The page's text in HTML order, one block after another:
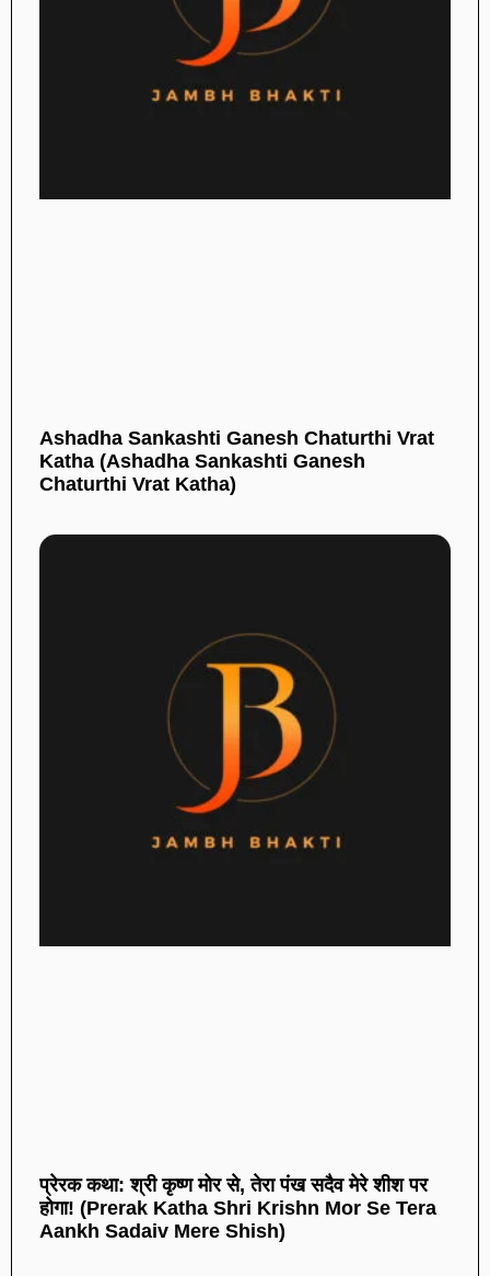
Ashadha Sankashti Ganesh Chaturthi Vrat
Katha (Ashadha Sankashti Ganesh
Chaturthi Vrat Katha)
प्रेरक कथा: श्री कृष्ण मोर से, तेरा पंख सदैव मेरे शीश पर
होगा! (Prerak Katha Shri Krishn Mor Se Tera
Aankh Sadaiv Mere Shish)